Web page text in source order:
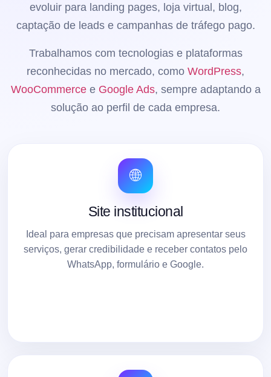
evoluir para landing pages, loja virtual, blog,
captação de leads e campanhas de tráfego pago.
Trabalhamos com tecnologias e plataformas
reconhecidas no mercado, como WordPress,
WooCommercee Google Ads, sempre adaptando a
solução ao perfil de cada empresa.
🌐
Site institucional
Ideal para empresas que precisam apresentar seus
serviços, gerar credibilidade e receber contatos pelo
WhatsApp, formulário e Google.